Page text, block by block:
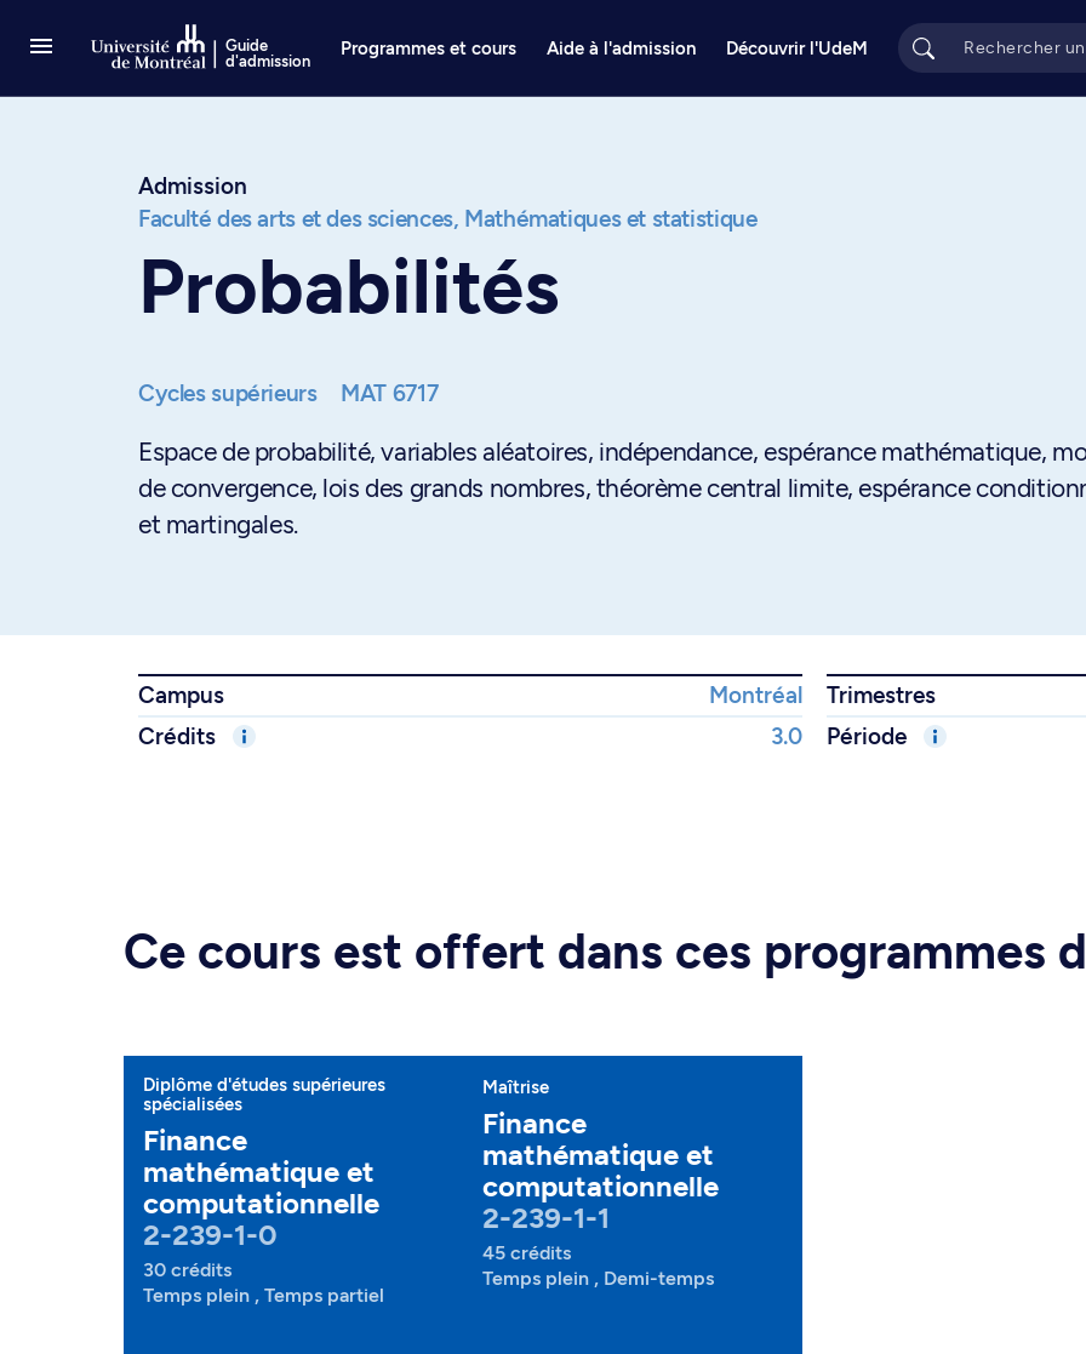
Guide
d'admission
Programmes et cours Aide à l'admission Découvrir l'UdeM
Admission
Faculté des arts et des sciences, Mathématiques et statistique
Probabilités
Cycles supérieurs MAT 6717
Espace de probabilité, variables aléatoires, indépendance, espérance mathématique,
de convergence, lois des grands nombres, théorème central limite, espérance
et martingales.
Campus Montréal
Trimestres
Crédits
3.0 Période
Ce cours est offert dans ces programmes
Diplôme d'études supérieures
spécialisées
Finance
mathématique et
computationnelle
2-239-1-0
30 crédits
Temps plein , Temps partiel
Maîtrise
Finance
mathématique et
computationnelle
2-239-1-1
45 crédits
Temps plein , Demi-temps